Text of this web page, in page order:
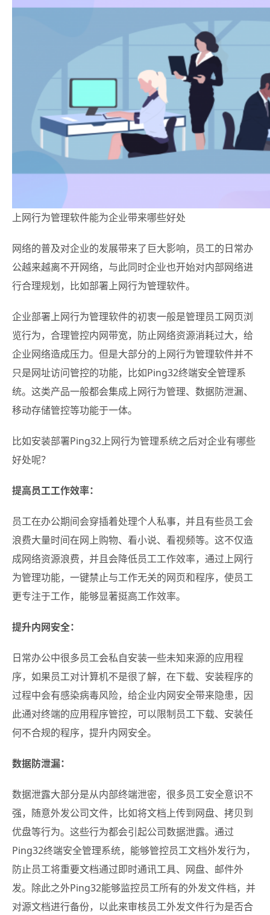
上网行为管理软件能为企业带来哪些好处
网络的普及对企业的发展带来了巨大影响，员工的日常办
公越来越离不开网络，与此同时企业也开始对内部网络进
行合理规划，比如部署上网行为管理软件。
企业部署上网行为管理软件的初衷一般是管理员工网页浏
览行为，合理管控内网带宽，防止网络资源消耗过大，给
企业网络造成压力。但是大部分的上网行为管理软件并不
只是网址访问管控的功能，比如Ping32终端安全管理系
统。这类产品一般都会集成上网行为管理、数据防泄漏、
移动存储管控等功能于一体。
比如安装部署Ping32上网行为管理系统之后对企业有哪些
好处呢？
提高员工工作效率：
员工在办公期间会穿插着处理个人私事，并且有些员工会
浪费大量时间在网上购物、看小说、看视频等。这不仅造
成网络资源浪费，并且会降低员工工作效率，通过上网行
为管理功能，一键禁止与工作无关的网页和程序，使员工
更专注于工作，能够显著挺高工作效率。
提升内网安全：
日常办公中很多员工会私自安装一些未知来源的应用程
序，如果员工对计算机不是很了解，在下载、安装程序的
过程中会有感染病毒风险，给企业内网安全带来隐患，因
此通对终端的应用程序管控，可以限制员工下载、安装任
何不合规的程序，提升内网安全。
数据防泄漏：
数据泄露大部分是从内部终端泄密，很多员工安全意识不
强，随意外发公司文件，比如将文档上传到网盘、拷贝到
优盘等行为。这些行为都会引起公司数据泄露。通过
Ping32终端安全管理系统，能够管控员工文档外发行为，
防止员工将重要文档通过即时通讯工具、网盘、邮件外
发。除此之外Ping32能够监控员工所有的外发文件档，并
对源文档进行备份，以此来审核员工外发文件行为是否合